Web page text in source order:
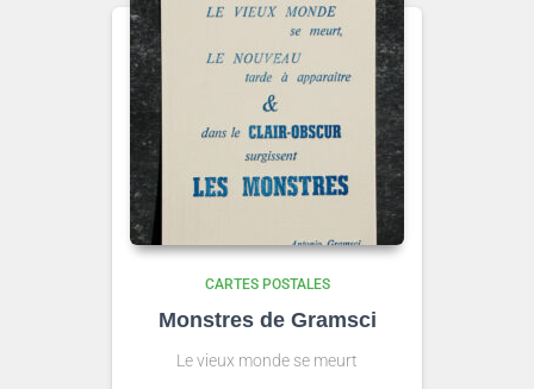
CARTES POSTALES
Monstres de Gramsci
Le vieux monde se meurt